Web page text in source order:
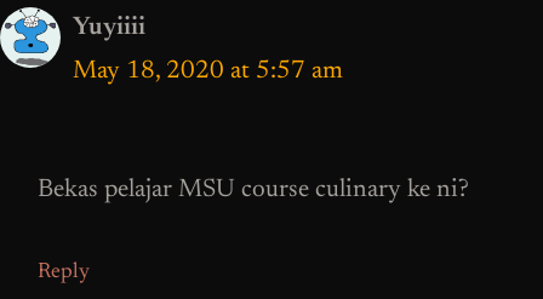
Yuyiiii
May 18, 2020 at 5:57 am
Bekas pelajar MSU course culinary ke ni?
Reply